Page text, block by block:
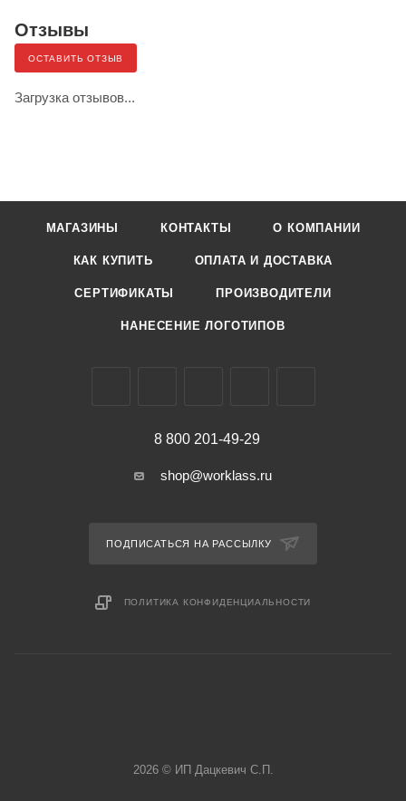
Отзывы
ОСТАВИТЬ ОТЗЫВ
Загрузка отзывов...
МАГАЗИНЫ КОНТАКТЫ О КОМПАНИИ
КАК КУПИТЬ ОПЛАТА И ДОСТАВКА
СЕРТИФИКАТЫ ПРОИЗВОДИТЕЛИ
НАНЕСЕНИЕ ЛОГОТИПОВ
8 800 201-49-29
shop@worklass.ru
ПОДПИСАТЬСЯ НА РАССЫЛКУ
ПОЛИТИКА КОНФИДЕНЦИАЛЬНОСТИ
2026 © ИП Дацкевич С.П.